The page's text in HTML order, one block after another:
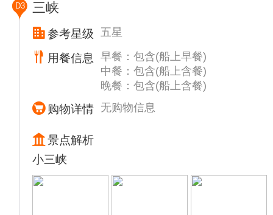
西陵峡东段
09:30-12:30 停靠三峡人家景区，游览【三峡
人家】（含上下缆车）国家5A级风景区，位
于长江三峡中最为奇幻壮丽的西陵峡境内，三
峡大坝和葛洲坝之间，跨越秀丽的灯影峡两
岸，面积14平方公里。三峡人家石牌之美，美
在“湾急、石奇、谷幽、洞绝、泉甘”。
12:30-13:30 游轮自助午餐
14:00-17:30 跟随导游乘车前往【三峡大坝】
（含上下缆车）景区游览（游览约3.5小
时），不含码头索道费用和电瓶车费用。三峡
大坝，位于中国湖北省宜昌市三斗坪镇境内，
D3 三峡
参考星级 五星
用餐信息
早餐：包含(船上早餐)
中餐：包含(船上含餐)
晚餐：包含(船上含餐)
购物详情 无购物信息
景点解析
小三峡